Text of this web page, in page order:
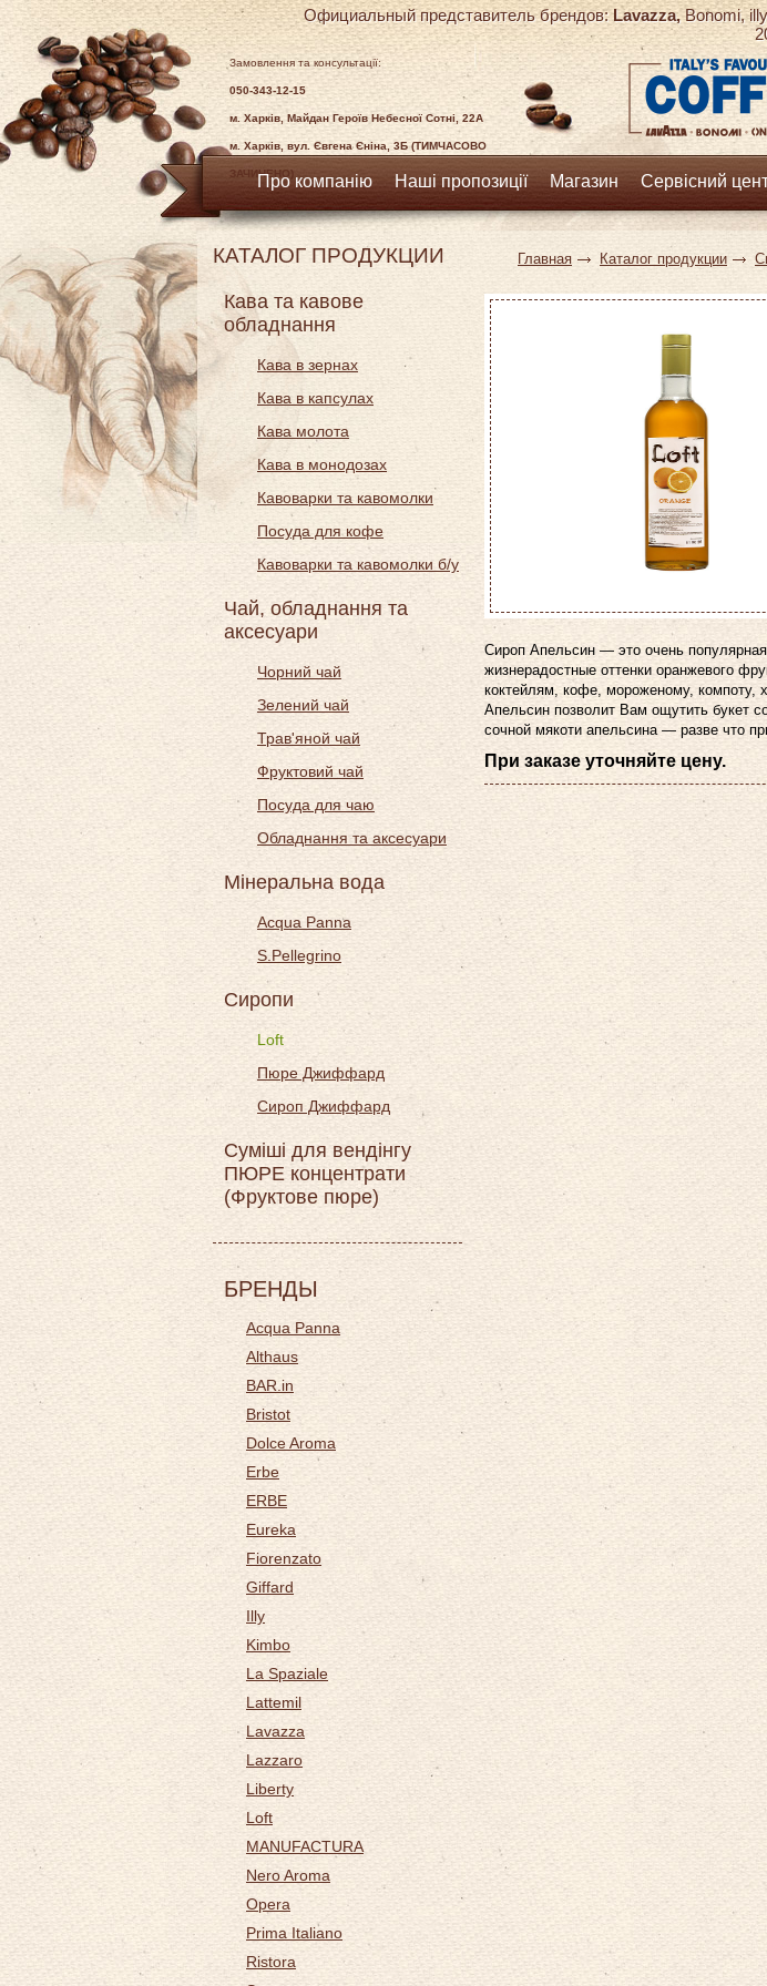
Официальный представитель брендов:Lavazza,Bonomi,
Замовлення та консультації:
050-343-12-15
м. Харків, Майдан Героїв Небесної Сотні, 22А
м. Харків, вул. Євгена Єніна, 3Б (ТИМЧАСОВО
ЗАЧИНЕНО)
Про компанію Наші пропозиції Магазин Сервісний
КАТАЛОГ ПРОДУКЦИИ
Кава та кавове
обладнання
Кава в зернах
Кава в капсулах
Кава молота
Кава в монодозах
Кавоварки та кавомолки
Посуда для кофе
Кавоварки та кавомолки б/у
Чай, обладнання та
аксесуари
Чорний чай
Зелений чай
Трав'яной чай
Фруктовий чай
Посуда для чаю
Обладнання та аксесуари
Мінеральна вода
Acqua Panna
S.Pellegrino
Сиропи
Loft
Пюре Джиффард
Сироп Джиффард
Суміші для вендінгу
ПЮРЕ концентрати
(Фруктове пюре)
БРЕНДЫ
Acqua Panna
Althaus
BAR.in
Bristot
Dolce Aroma
Erbe
ERBE
Eureka
Fiorenzato
Giffard
Illy
Kimbo
La Spaziale
Lattemil
Lavazza
Lazzaro
Liberty
Loft
MANUFACTURA
Nero Aroma
Opera
Prima Italiano
Ristora
Главная Каталог продукции
Сироп Апельсин — это очень
жизнерадостные оттенки оранжевого
коктейлям, кофе, мороженому,
Апельсин позволит Вам ощутить букет
сочной мякоти апельсина — разве что
При заказе уточняйте цену.